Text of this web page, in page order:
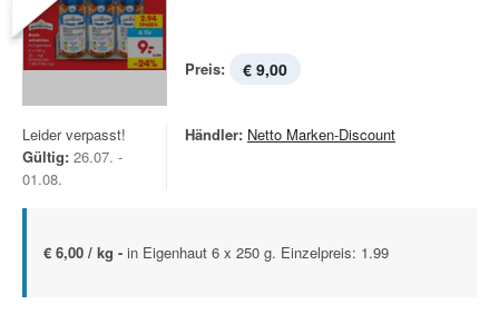
Preis: € 9,00
Leider verpasst!
Gültig: 26.07. -
01.08.
Händler: Netto Marken-Discount
€ 6,00 / kg - in Eigenhaut 6 x 250 g. Einzelpreis: 1.99